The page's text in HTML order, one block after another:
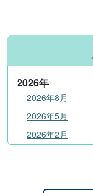
ン
2026年
2026年8月
2026年5月
2026年2月